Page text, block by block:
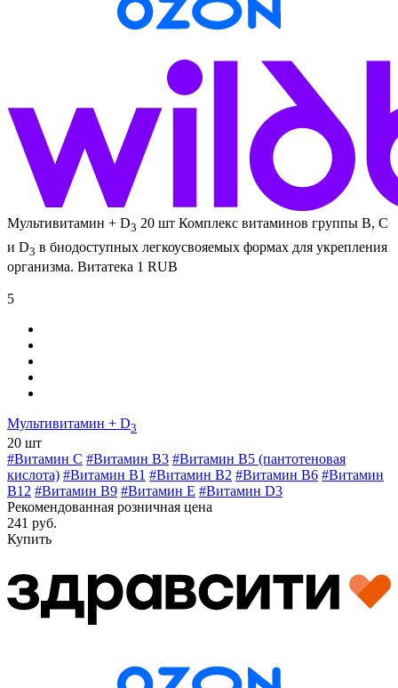
Мультивитамин + D3 20 шт Комплекс витаминов группы В, С
и D3 в биодоступных легкоусвояемых формах для укрепления
организма. Витатека 1 RUB
5
Мультивитамин + D3
20 шт
#Витамин C #Витамин В3 #Витамин В5 (пантотеновая
кислота) #Витамин B1 #Витамин B2 #Витамин B6 #Витамин
B12 #Витамин B9 #Витамин E #Витамин D3
Рекомендованная розничная цена
241 руб.
Купить